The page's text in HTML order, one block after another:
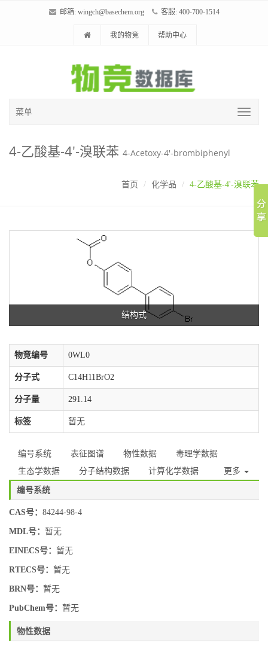
邮箱: wingch@basechem.org 客服: 400-700-1514
我的物竞 帮助中心
菜单
4-乙酸基-4'-溴联苯 4-Acetoxy-4'-brombiphenyl
首页 化学品 4-乙酸基-4'-溴联苯
结构式
物竞编号 0WL0
分子式 C14H11BrO2
分子量 291.14
标签 暂无
编号系统 表征图谱 物性数据
毒理学数据
生态学数据
分子结构数据 计算化学数据 更多
编号系统
CAS号： 84244-98-4
MDL号： 暂无
EINECS号： 暂无
RTECS号： 暂无
BRN号： 暂无
PubChem号： 暂无
物性数据